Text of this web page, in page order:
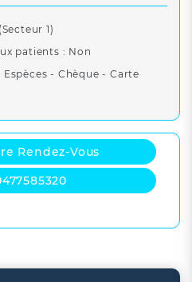
1)
patients : Non
- Chèque - Carte
Rendez-Vous